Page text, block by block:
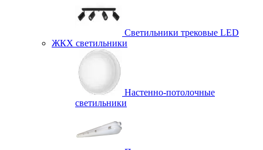
Светильники трековые LED
ЖКХ светильники
Настенно-потолочные
светильники